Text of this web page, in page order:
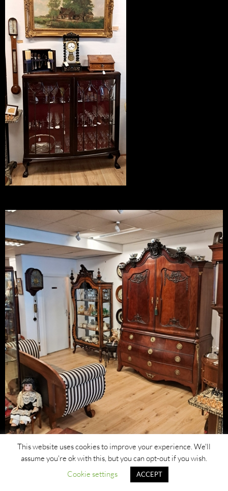
This website uses cookies to improve your experience. We'll
assume you're ok with this, but you can opt-out if you wish.
Cookie settings
ACCEPT